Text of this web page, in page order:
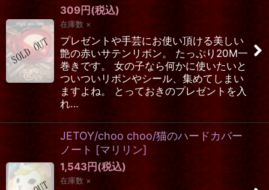
309円(税込)
在庫数 ×
プレゼントや手芸にお使い頂ける美しい
艶の赤いサテンリボン。 たっぷり20M一
巻きです。 女の子なら何かに使いたいと
ついついリボンやシール、集めてしまい
ますよね。 とっておきのプレゼントを入
れ…
JETOY/choo choo/猫のハードカバー
ノート [マリリン]
1,543円(税込)
在庫数 ×